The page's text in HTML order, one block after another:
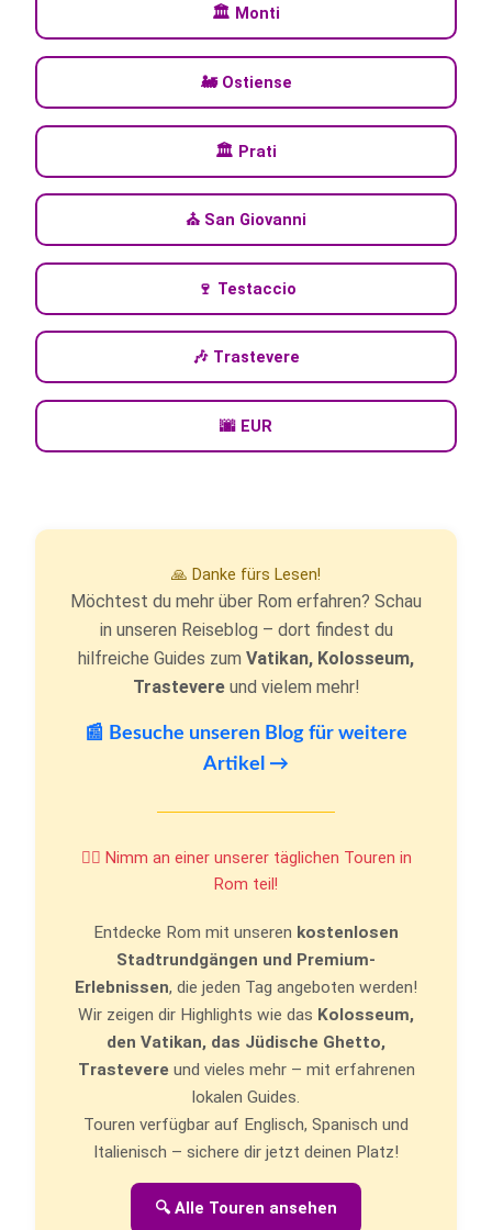
🏛️ Monti
🚂 Ostiense
🏛️ Prati
⛪ San Giovanni
🍷 Testaccio
🎶 Trastevere
🌆 EUR
🙏 Danke fürs Lesen!
Möchtest du mehr über Rom erfahren? Schau
in unseren Reiseblog – dort findest du
hilfreiche Guides zum Vatikan, Kolosseum,
Trastevereund vielem mehr!
📰 Besuche unseren Blog für weitere
Artikel →
🚶‍♂️ Nimm an einer unserer täglichen Touren in
Rom teil!
Entdecke Rom mit unseren kostenlosen
Stadtrundgängen und Premium-
Erlebnissen, die jeden Tag angeboten werden!
Wir zeigen dir Highlights wie das Kolosseum,
den Vatikan, das Jüdische Ghetto,
Trastevere und vieles mehr – mit erfahrenen
lokalen Guides.
Touren verfügbar auf Englisch, Spanisch und
Italienisch – sichere dir jetzt deinen Platz!
🔍 Alle Touren ansehen